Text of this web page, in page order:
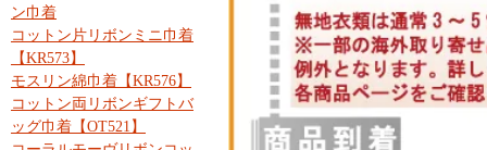
ン巾着
コットン片リボンミニ巾着
【KR573】
モスリン綿巾着【KR576】
コットン両リボンギフトバ
ッグ巾着【OT521】